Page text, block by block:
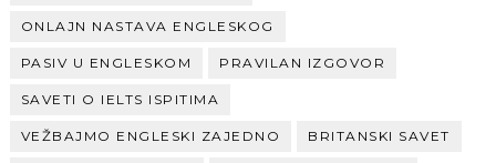
ONLAJN NASTAVA ENGLESKOG
PASIV U ENGLESKOM PRAVILAN IZGOVOR
SAVETI O IELTS ISPITIMA
VEŽBAJMO ENGLESKI ZAJEDNO BRITANSKI SAVET